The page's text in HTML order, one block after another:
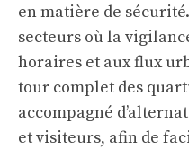
en matière de
secteurs où la
horaires et aux flux
tour complet des
accompagné
et visiteurs, afin de